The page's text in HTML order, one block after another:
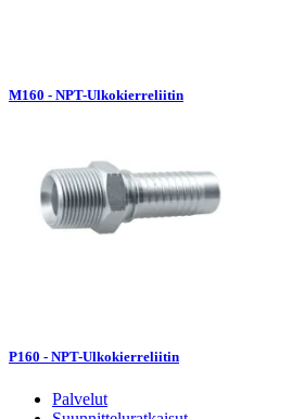
M160 - NPT-Ulkokierreliitin
P160 - NPT-Ulkokierreliitin
Palvelut